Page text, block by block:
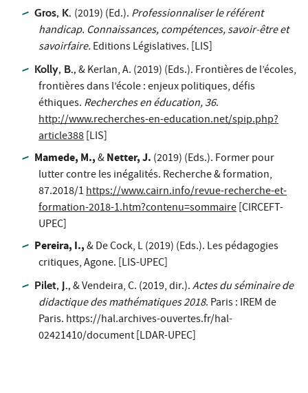
Gros, K. (2019) (Ed.). Professionnaliser le référent
handicap. Connaissances, compétences, savoir-être et
savoirfaire. Editions Législatives. [LIS]
Kolly, B., & Kerlan, A. (2019) (Eds.). Frontières de l’écoles,
frontières dans l’école : enjeux politiques, défis
éthiques. Recherches en éducation, 36.
http://www.recherches-en-education.net/spip.php?
article388[LIS]
Mamede, M.,&Netter, J. (2019) (Eds.). Former pour
lutter contre les inégalités. Recherche & formation,
87.2018/1https://www.cairn.info/revue-recherche-et-
formation-2018-1.htm?contenu=sommaire[CIRCEFT-
UPEC]
Pereira, I.,& De Cock, L (2019) (Eds.). Les pédagogies
critiques,Agone. [LIS-UPEC]
Pilet, J., & Vendeira, C. (2019, dir.).Actes du séminaire de
didactique des mathématiques 2018. Paris : IREM de
Paris. https://hal.archives-ouvertes.fr/hal-
02421410/document [LDAR-UPEC]